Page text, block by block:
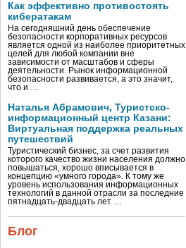
Как эффективно противостоять
кибератакам
На сегодняшний день обеспечение
безопасности корпоративных ресурсов
является одной из наиболее приоритетных
целей для любой компании вне
зависимости от масштабов и сферы
деятельности. Рынок информационной
безопасности развивается, а это значит,
что и …
Наталья Абрамович, Туристско-
информационный центр Казани:
Виртуальная поддержка реальных
путешествий
Туристический бизнес, за счет развития
которого качество жизни населения должно
повышаться, хорошо вписывается в
концепцию «умного города». К тому же
уровень использования информационных
технологий в данной отрасли за последние
пятнадцать-двадцать лет …
Блог